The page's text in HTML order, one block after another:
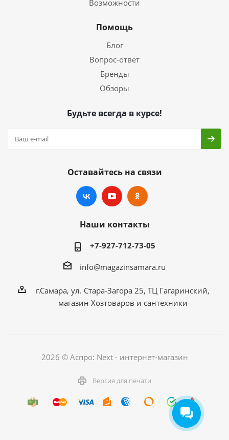
Возможности
Помощь
Блог
Вопрос-ответ
Бренды
Обзоры
Будьте всегда в курсе!
Оставайтесь на связи
Наши контакты
+7-927-712-73-05
info@magazinsamara.ru
г.Самара, ул. Стара-Загора 25, ТЦ Гагаринский,
магазин Хозтоваров и сантехники
2026 © Аспро: Next - интернет-магазин
Версия для печати